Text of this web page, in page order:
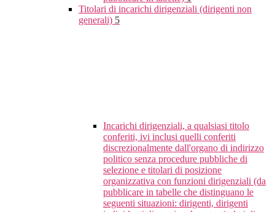
Titolari di incarichi dirigenziali (dirigenti non
generali) 5
Incarichi dirigenziali, a qualsiasi titolo
conferiti, ivi inclusi quelli conferiti
discrezionalmente dall'organo di indirizzo
politico senza procedure pubbliche di
selezione e titolari di posizione
organizzativa con funzioni dirigenziali (da
pubblicare in tabelle che distinguano le
seguenti situazioni: dirigenti, dirigenti